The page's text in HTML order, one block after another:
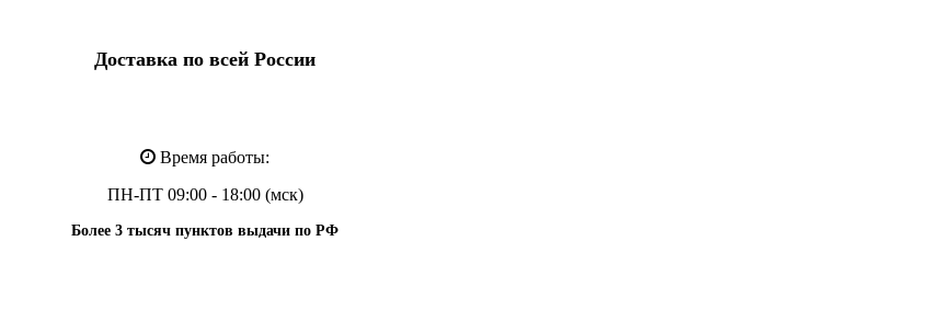
Доставка по всей России
Время работы:
ПН-ПТ 09:00 - 18:00 (мск)
Более 3 тысяч пунктов выдачи по РФ